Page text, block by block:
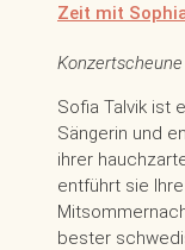
Zeit mit
Konzertscheune
Sofia Talvik ist
Sängerin und
ihrer
entführt sie
bester